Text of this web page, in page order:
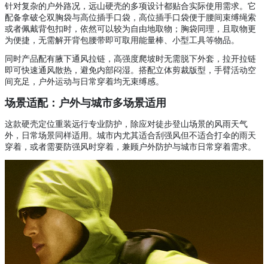
针对复杂的户外路况，远山硬壳的多项设计都贴合实际使用需求。它
配备拿破仑双胸袋与高位插手口袋，高位插手口袋便于腰间束缚绳索
或者佩戴背包扣时，依然可以较为自由地取物；胸袋同理，且取物更
为便捷，无需解开背包腰带即可取用能量棒、小型工具等物品。
同时产品配有腋下通风拉链，高强度爬坡时无需脱下外套，拉开拉链
即可快速通风散热，避免内部闷湿。搭配立体剪裁版型，手臂活动空
间充足，户外运动与日常穿着均无束缚感。
场景适配：户外与城市多场景适用
这款硬壳定位重装远行专业防护，除应对徒步登山场景的风雨天气
外，日常场景同样适用。城市内尤其适合刮强风但不适合打伞的雨天
穿着，或者需要防强风时穿着，兼顾户外防护与城市日常穿着需求。